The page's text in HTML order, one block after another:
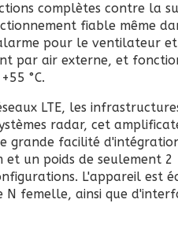
complètes contre la
fiable même
pour le ventilateur
par air externe, et
°C.
LTE, les
radar, cet
grande facilité
et un poids de seulement
L'appareil est
N femelle, ainsi que